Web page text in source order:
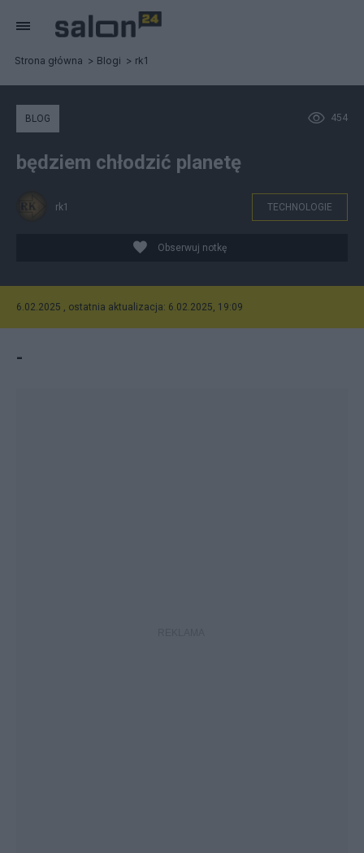
Strona główna Blogi rk1
454
BLOG
będziem chłodzić planetę
rk1 TECHNOLOGIE
Obserwuj notkę
6.02.2025 , ostatnia aktualizacja: 6.02.2025, 19:09
-